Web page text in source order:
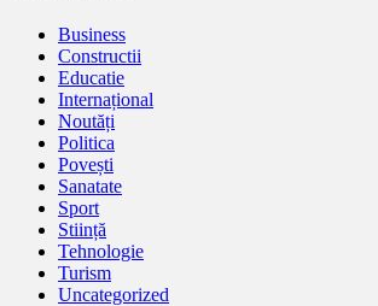
Business
Constructii
Educatie
Internațional
Noutăți
Politica
Povești
Sanatate
Sport
Stiință
Tehnologie
Turism
Uncategorized